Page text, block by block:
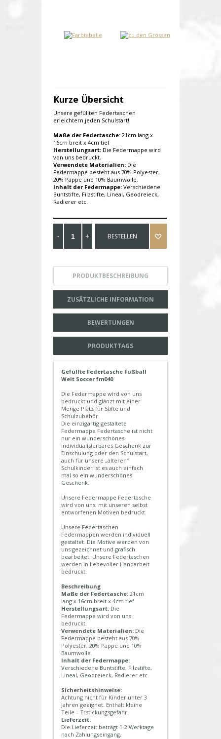
Kurze Übersicht
Unsere gefüllten Federtaschen
erleichtern jeden Schulstart!
Maße der Federtasche: 21cm lang x
16cm breit x 4cm tief
Herstellungsart: Die Federmappe wird
von uns bedruckt.
Verwendete Materialien: Die
Federmappe besteht aus 70% Polyester,
20% Pappe und 10% Baumwolle.
Inhalt der Federmappe: Verschiedene
Buntstifte, Filzstifte, Lineal, Geodreieck,
Radierer etc.
BESTELLEN
PRODUKTBESCHREIBUNG
ZUSÄTZLICHE INFORMATION
BEWERTUNGEN
PRODUKTTAGS
Gefüllte Federtasche Fußball
Welt Soccer fm040
Die Federmappe wird von uns
bedruckt und glänzt mit einer
Menge Platz für Stifte und
Schulzubehör.
Die einzigartig gestaltete
Federmappe Federtasche ist nicht
nur ein wunderschönes
individualisierbares Geschenk zur
Einschulung oder den Schulstart,
auch für unsere „älteren“
Schulkinder ist es auch einfach
mal so ein wunderschönes
Geschenk.
Unsere Federmappe Federtasche
wird von uns, mit unseren selbst
entworfenen Motiven bedruckt.
Unsere Federtaschen
Federmappen werden individuell
gestaltet. Die Motive werden von
uns gezeichnet und grafisch
bearbeitet. Unsere Federtaschen
werden in liebevoller Handarbeit
bedruckt.
Beschreibung
Maße der Federtasche: 21cm
lang x 16cm breit x 4cm tief
Herstellungsart: Die
Federmappe wird von uns
bedruckt.
Verwendete Materialien: Die
Federmappe besteht aus 70%
Polyester, 20% Pappe und 10%
Baumwolle.
Inhalt der Federmappe:
Verschiedene Buntstifte, Filzstifte,
Lineal, Geodreieck, Radierer etc.
Sicherheitshinweise:
Achtung nicht für Kinder unter 3
Jahren geeignet. Enthält kleine
Teile – Erstickungsgefahr.
Lieferzeit:
Die Lieferzeit beträgt 1-2 Werktage
nach Zahlungseingang.